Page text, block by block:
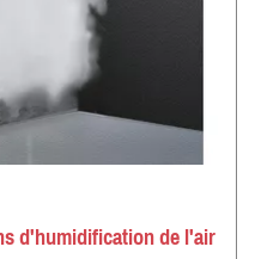
d'humidification de l'air